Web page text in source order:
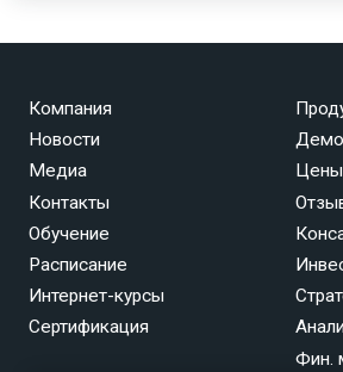
Компания
Новости
Медиа
Контакты
Цены
Обучение
Расписание
Интернет-курсы
Сертификация
Фин.